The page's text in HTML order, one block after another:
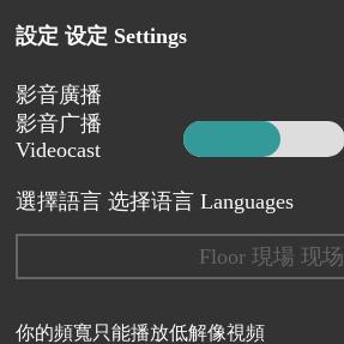
設定 设定 Settings
影音廣播
影音广播
Videocast
選擇語言 选择语言 Languages
Floor 現場 现场
你的頻寬只能播放低解像視頻